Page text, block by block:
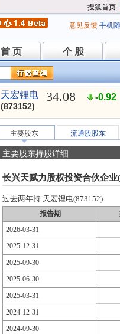
搜狐首页-
意见反馈 手机
首 页
首 页 个 股
个 股
天宏锂电
(873152)
34.08 -0.92
主要股东 流通股股东
主要股东持股详细
长兴天赋力股权投资合伙企业
过去两年持 天宏锂电(873152)
报告期
2026-03-31
2025-12-31
2025-09-30
2025-06-30
2025-03-31
2024-12-31
2024-09-30